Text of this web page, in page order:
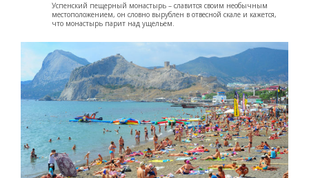
Успенский пещерный монастырь – славится своим необычным
местоположением, он словно вырублен в отвесной скале и кажется,
что монастырь парит над ущельем.